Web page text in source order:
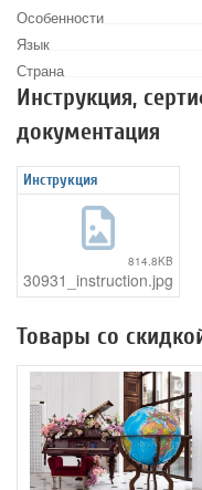
Особенности
Язык
Страна
Инструкция,
документация
Инструкция
814.8KB
30931_instruction.jpg
Товары со